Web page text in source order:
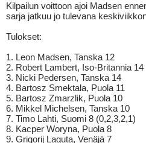
Kilpailun voittoon ajoi Madsen
sarja jatkuu jo tulevana
Tulokset:
1. Leon Madsen, Tanska 12
2. Robert Lambert, Iso-Britannia 14
3. Nicki Pedersen, Tanska 14
4. Bartosz Smektala, Puola 11
5. Bartosz Zmarzlik, Puola 10
6. Mikkel Michelsen, Tanska 10
7. Timo Lahti, Suomi 8 (0,2,3,2,1)
8. Kacper Woryna, Puola 8
9. Grigorij Laguta, Venäjä 7